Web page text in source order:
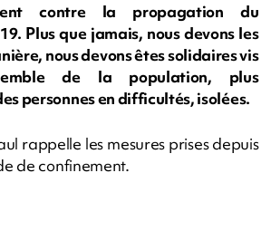
contre la propagation du
Plus que jamais, nous devons les
nous devons êtes solidaires vis
de la population, plus
personnes en difficultés, isolées.
rappelle les mesures prises depuis
de confinement.